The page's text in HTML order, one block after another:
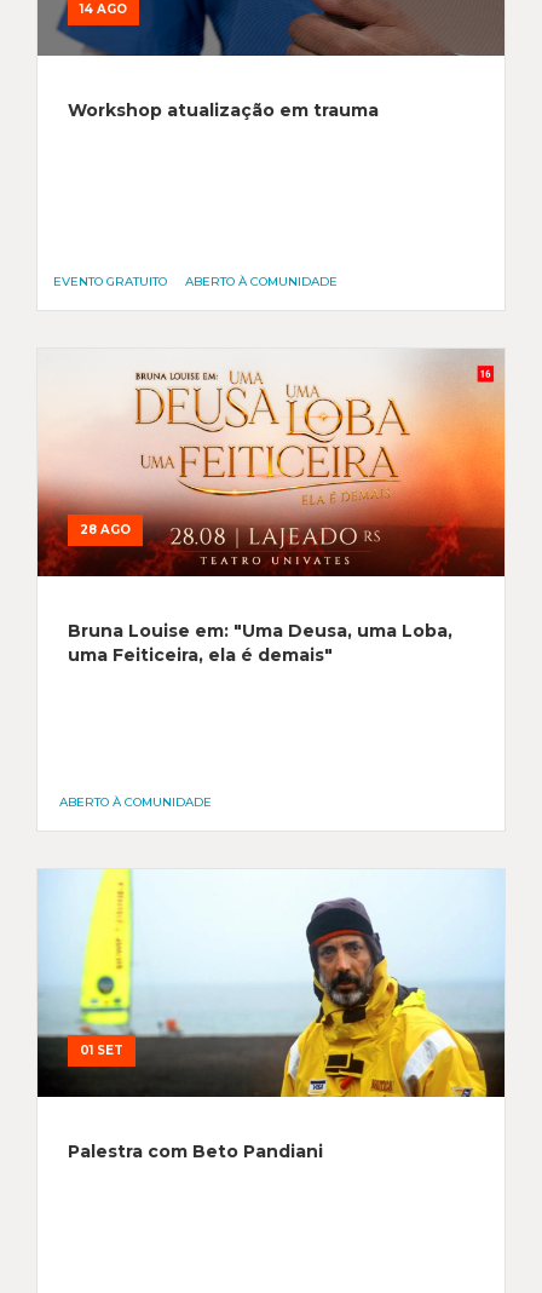
14 AGO
Workshop atualização em trauma
EVENTO GRATUITO ABERTO À COMUNIDADE
28 AGO
Bruna Louise em: "Uma Deusa, uma Loba,
uma Feiticeira, ela é demais"
ABERTO À COMUNIDADE
01 SET
Palestra com Beto Pandiani